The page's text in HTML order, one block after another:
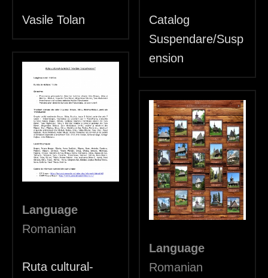
Vasile Tolan
Catalog
Suspendare/Susp
ension
Language
Romanian
Ruta cultural-
Language
Romanian